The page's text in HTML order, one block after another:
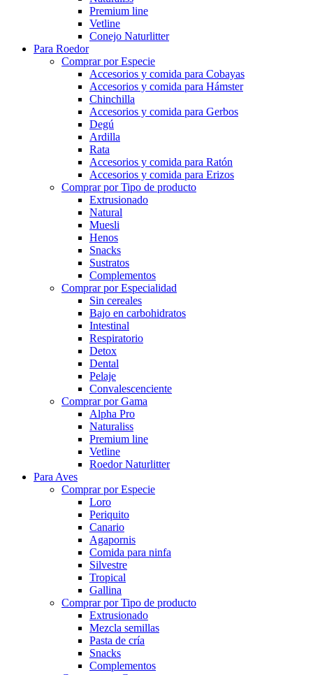
Premium line
Vetline
Conejo Naturlitter
Para Roedor
Comprar por Especie
Accesorios y comida para Cobayas
Accesorios y comida para Hámster
Chinchilla
Accesorios y comida para Gerbos
Degú
Ardilla
Rata
Accesorios y comida para Ratón
Accesorios y comida para Erizos
Comprar por Tipo de producto
Extrusionado
Natural
Muesli
Henos
Snacks
Sustratos
Complementos
Comprar por Especialidad
Sin cereales
Bajo en carbohidratos
Intestinal
Respiratorio
Detox
Dental
Pelaje
Convalescenciente
Comprar por Gama
Alpha Pro
Naturaliss
Premium line
Vetline
Roedor Naturlitter
Para Aves
Comprar por Especie
Loro
Periquito
Canario
Agapornis
Comida para ninfa
Silvestre
Tropical
Gallina
Comprar por Tipo de producto
Extrusionado
Mezcla semillas
Pasta de cría
Snacks
Complementos